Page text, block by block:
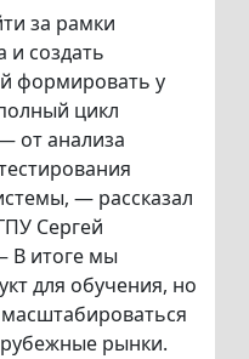
за рамки
и создать
формировать у
цикл
от анализа
— рассказал
Сергей
В итоге мы
для обучения, но
рынки.